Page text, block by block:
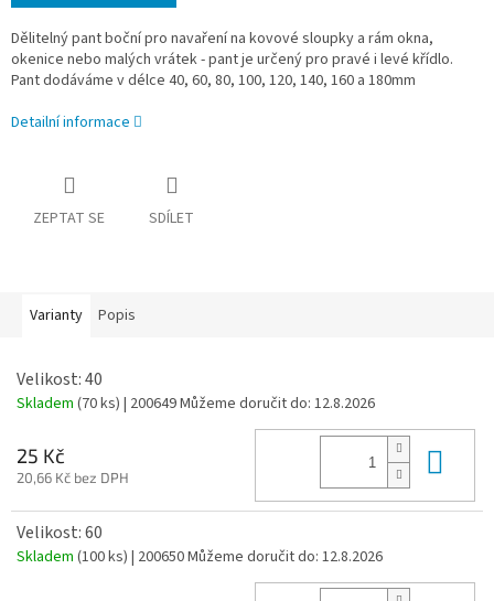
Dělitelný pant boční pro navaření na kovové sloupky a rám okna,
okenice nebo malých vrátek - pant je určený pro pravé i levé křídlo.
Pant dodáváme v délce 40, 60, 80, 100, 120, 140, 160 a 180mm
Detailní informace
ZEPTAT SE SDÍLET
Varianty Popis
Velikost: 40
Skladem (70 ks) | 200649Můžeme doručit do: 12.8.2026
25 Kč
20,66 Kč bez DPH
Velikost: 60
Skladem (100 ks) | 200650Můžeme doručit do: 12.8.2026